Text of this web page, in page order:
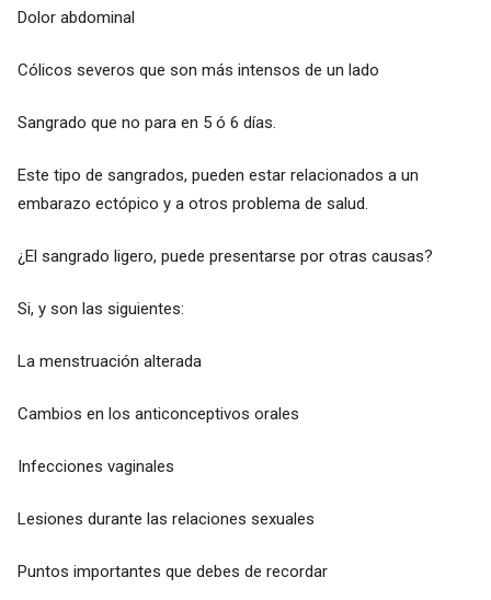
Dolor abdominal
Cólicos severos que son más intensos de un lado
Sangrado que no para en 5 ó 6 días.
Este tipo de sangrados, pueden estar relacionados a un
embarazo ectópico y a otros problema de salud.
¿El sangrado ligero, puede presentarse por otras causas?
Si, y son las siguientes:
La menstruación alterada
Cambios en los anticonceptivos orales
Infecciones vaginales
Lesiones durante las relaciones sexuales
Puntos importantes que debes de recordar